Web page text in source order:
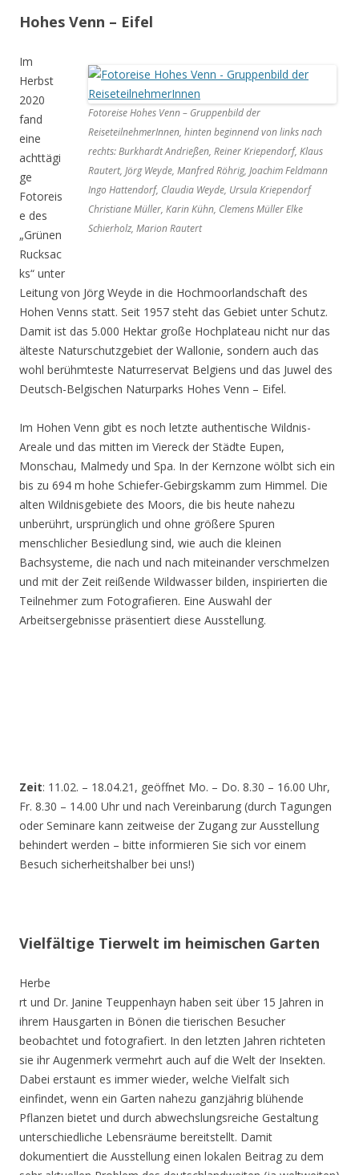
Hohes Venn – Eifel
Fotoreise Hohes Venn – Gruppenbild der
ReiseteilnehmerInnen, hinten beginnend von links nach
rechts: Burkhardt Andrießen, Reiner Kriependorf, Klaus
Rautert, Jörg Weyde, Manfred Röhrig, Joachim Feldmann
Ingo Hattendorf, Claudia Weyde, Ursula Kriependorf
Christiane Müller, Karin Kühn, Clemens Müller Elke
Schierholz, Marion Rautert
Im
Herbst
2020
fand
eine
achttägi
ge
Fotoreis
e des
„Grünen
Rucksac
ks“ unter
Leitung von Jörg Weyde in die Hochmoorlandschaft des
Hohen Venns statt. Seit 1957 steht das Gebiet unter Schutz.
Damit ist das 5.000 Hektar große Hochplateau nicht nur das
älteste Naturschutzgebiet der Wallonie, sondern auch das
wohl berühmteste Naturreservat Belgiens und das Juwel des
Deutsch-Belgischen Naturparks Hohes Venn – Eifel.
Im Hohen Venn gibt es noch letzte authentische Wildnis-
Areale und das mitten im Viereck der Städte Eupen,
Monschau, Malmedy und Spa. In der Kernzone wölbt sich ein
bis zu 694 m hohe Schiefer-Gebirgskamm zum Himmel. Die
alten Wildnisgebiete des Moors, die bis heute nahezu
unberührt, ursprünglich und ohne größere Spuren
menschlicher Besiedlung sind, wie auch die kleinen
Bachsysteme, die nach und nach miteinander verschmelzen
und mit der Zeit reißende Wildwasser bilden, inspirierten die
Teilnehmer zum Fotografieren. Eine Auswahl der
Arbeitsergebnisse präsentiert diese Ausstellung.
Zeit: 11.02. – 18.04.21, geöffnet Mo. – Do. 8.30 – 16.00 Uhr,
Fr. 8.30 – 14.00 Uhr und nach Vereinbarung (durch Tagungen
oder Seminare kann zeitweise der Zugang zur Ausstellung
behindert werden – bitte informieren Sie sich vor einem
Besuch sicherheitshalber bei uns!)
Vielfältige Tierwelt im heimischen Garten
Herbe
rt und Dr. Janine Teuppenhayn haben seit über 15 Jahren in
ihrem Hausgarten in Bönen die tierischen Besucher
beobachtet und fotografiert. In den letzten Jahren richteten
sie ihr Augenmerk vermehrt auch auf die Welt der Insekten.
Dabei erstaunt es immer wieder, welche Vielfalt sich
einfindet, wenn ein Garten nahezu ganzjährig blühende
Pflanzen bietet und durch abwechslungsreiche Gestaltung
unterschiedliche Lebensräume bereitstellt. Damit
dokumentiert die Ausstellung einen lokalen Beitrag zu dem